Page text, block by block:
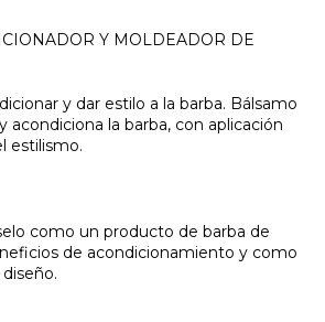
Y MOLDEADOR DE
y dar estilo a la barba. Bálsamo
acondiciona la barba, con aplicación
estilismo.
como un producto de barba de
de acondicionamiento y como